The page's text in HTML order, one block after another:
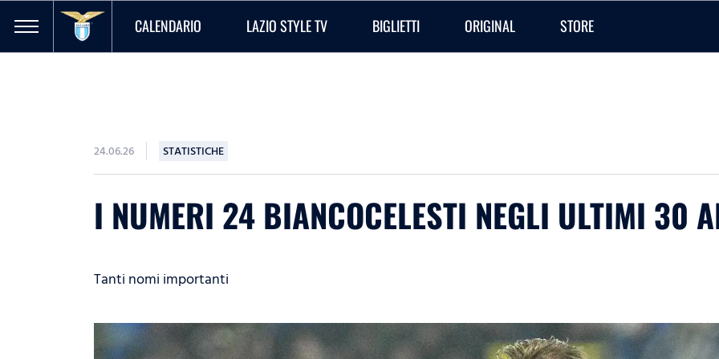
CALENDARIO LAZIO STYLE TV BIGLIETTI ORIGINAL STORE
24.06.26 STATISTICHE
I NUMERI 24 BIANCOCELESTI NEGLI ULTIMI 30
Tanti nomi importanti